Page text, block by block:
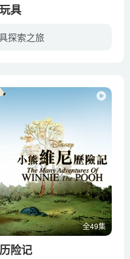
具
探索之旅
全49集
险记